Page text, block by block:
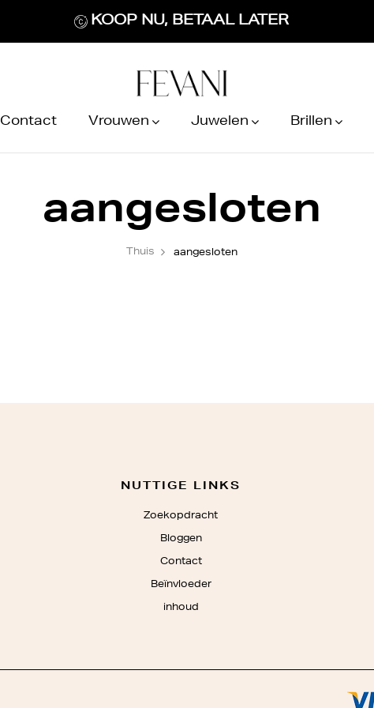
KOOP NU, BETAAL LATER
Contact Vrouwen Juwelen Brillen
aangesloten
Thuis aangesloten
NUTTIGE LINKS
Zoekopdracht
Bloggen
Contact
Beïnvloeder
inhoud